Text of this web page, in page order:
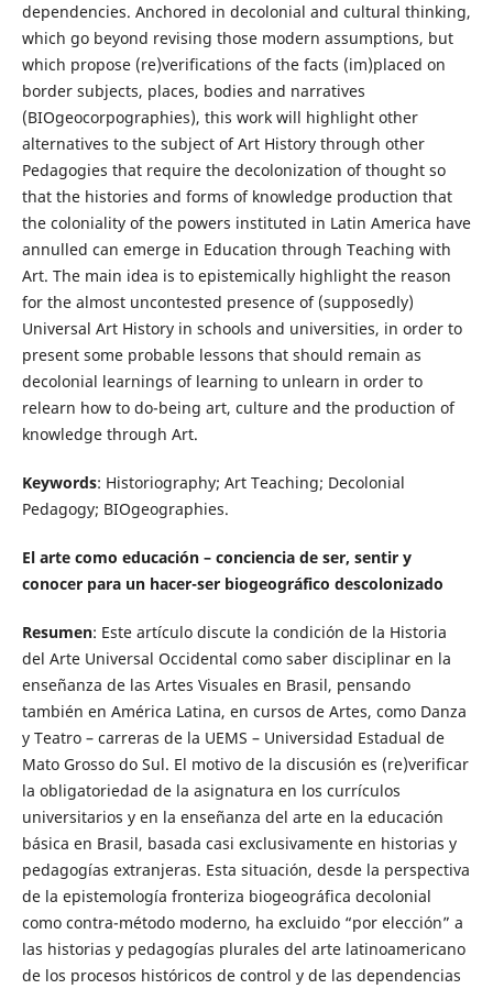
dependencies. Anchored in decolonial and cultural thinking,
which go beyond revising those modern assumptions, but
which propose (re)verifications of the facts (im)placed on
border subjects, places, bodies and narratives
(BIOgeocorpographies), this work will highlight other
alternatives to the subject of Art History through other
Pedagogies that require the decolonization of thought so
that the histories and forms of knowledge production that
the coloniality of the powers instituted in Latin America have
annulled can emerge in Education through Teaching with
Art. The main idea is to epistemically highlight the reason
for the almost uncontested presence of (supposedly)
Universal Art History in schools and universities, in order to
present some probable lessons that should remain as
decolonial learnings of learning to unlearn in order to
relearn how to do-being art, culture and the production of
knowledge through Art.
Keywords: Historiography; Art Teaching; Decolonial
Pedagogy; BIOgeographies.
El arte como educación – conciencia de ser, sentir y
conocer para un hacer-ser biogeográfico descolonizado
Resumen: Este artículo discute la condición de la Historia
del Arte Universal Occidental como saber disciplinar en la
enseñanza de las Artes Visuales en Brasil, pensando
también en América Latina, en cursos de Artes, como Danza
y Teatro – carreras de la UEMS – Universidad Estadual de
Mato Grosso do Sul. El motivo de la discusión es (re)verificar
la obligatoriedad de la asignatura en los currículos
universitarios y en la enseñanza del arte en la educación
básica en Brasil, basada casi exclusivamente en historias y
pedagogías extranjeras. Esta situación, desde la perspectiva
de la epistemología fronteriza biogeográfica decolonial
como contra-método moderno, ha excluido “por elección” a
las historias y pedagogías plurales del arte latinoamericano
de los procesos históricos de control y de las dependencias